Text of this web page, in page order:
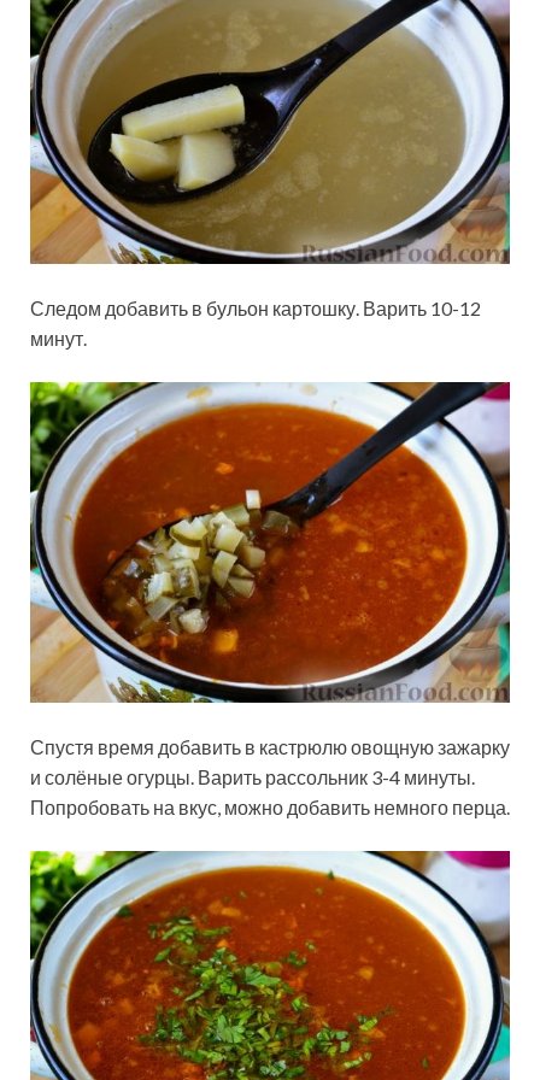
Следом добавить в бульон картошку. Варить 10-12
минут.
Спустя время добавить в кастрюлю овощную зажарку
и солёные огурцы. Варить рассольник 3-4 минуты.
Попробовать на вкус, можно добавить немного перца.